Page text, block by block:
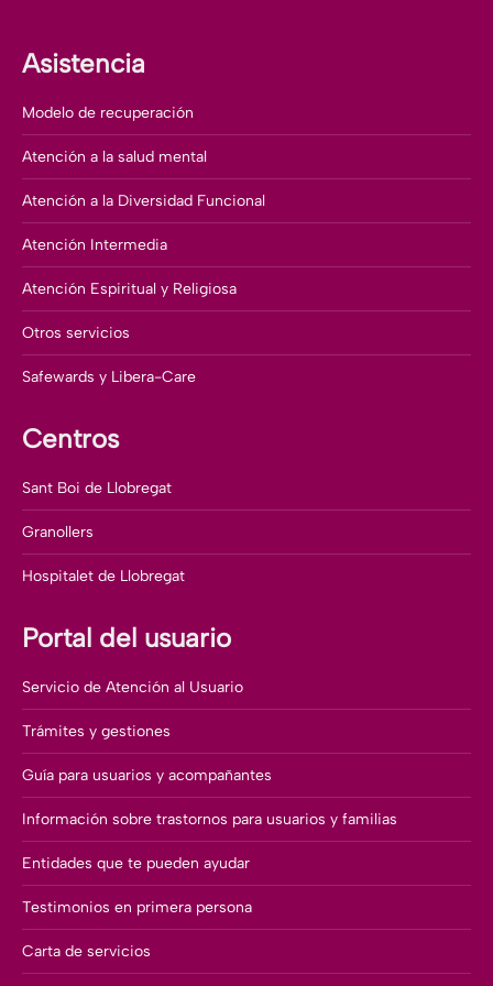
Asistencia
Modelo de recuperación
Atención a la salud mental
Atención a la Diversidad Funcional
Atención Intermedia
Atención Espiritual y Religiosa
Otros servicios
Safewards y Libera-Care
Centros
Sant Boi de Llobregat
Granollers
Hospitalet de Llobregat
Portal del usuario
Servicio de Atención al Usuario
Trámites y gestiones
Guía para usuarios y acompañantes
Información sobre trastornos para usuarios y familias
Entidades que te pueden ayudar
Testimonios en primera persona
Carta de servicios